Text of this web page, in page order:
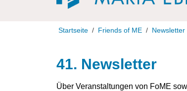
Startseite Friends of ME Newsletter
41. Newsletter
Über Veranstaltungen von FoME